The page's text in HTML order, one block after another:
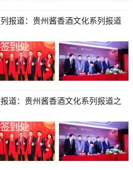
报道：贵州酱香酒文化系列报道
道：贵州酱香酒文化系列报道之